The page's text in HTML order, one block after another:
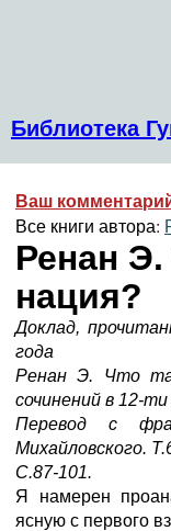
Библиотека
Ваш
Все книги автора:
Ренан Э.
нация?
Доклад,
года
Ренан Э. Что
сочинений в 12-
Перевод с
Михайловского.
С.87-101.
Я намерен
ясную с первого